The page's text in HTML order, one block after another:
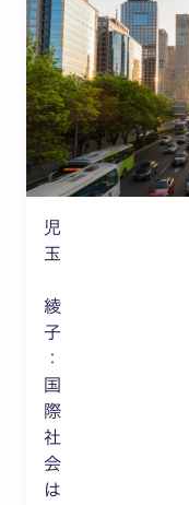
児
玉
綾
子
：
国
際
社
会
は